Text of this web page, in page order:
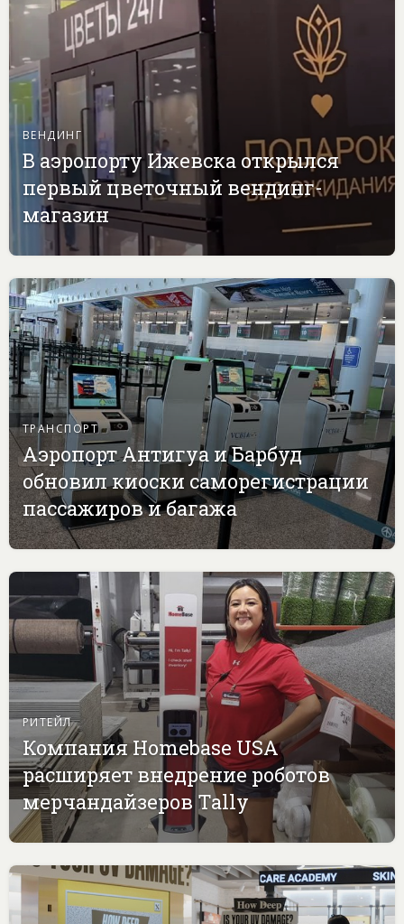
ВЕНДИНГ
В аэропорту Ижевска открылся
первый цветочный вендинг-
магазин
ТРАНСПОРТ
Аэропорт Антигуа и Барбуд
обновил киоски саморегистрации
пассажиров и багажа
РИТЕЙЛ
Компания Homebase USA
расширяет внедрение роботов
мерчандайзеров Tally